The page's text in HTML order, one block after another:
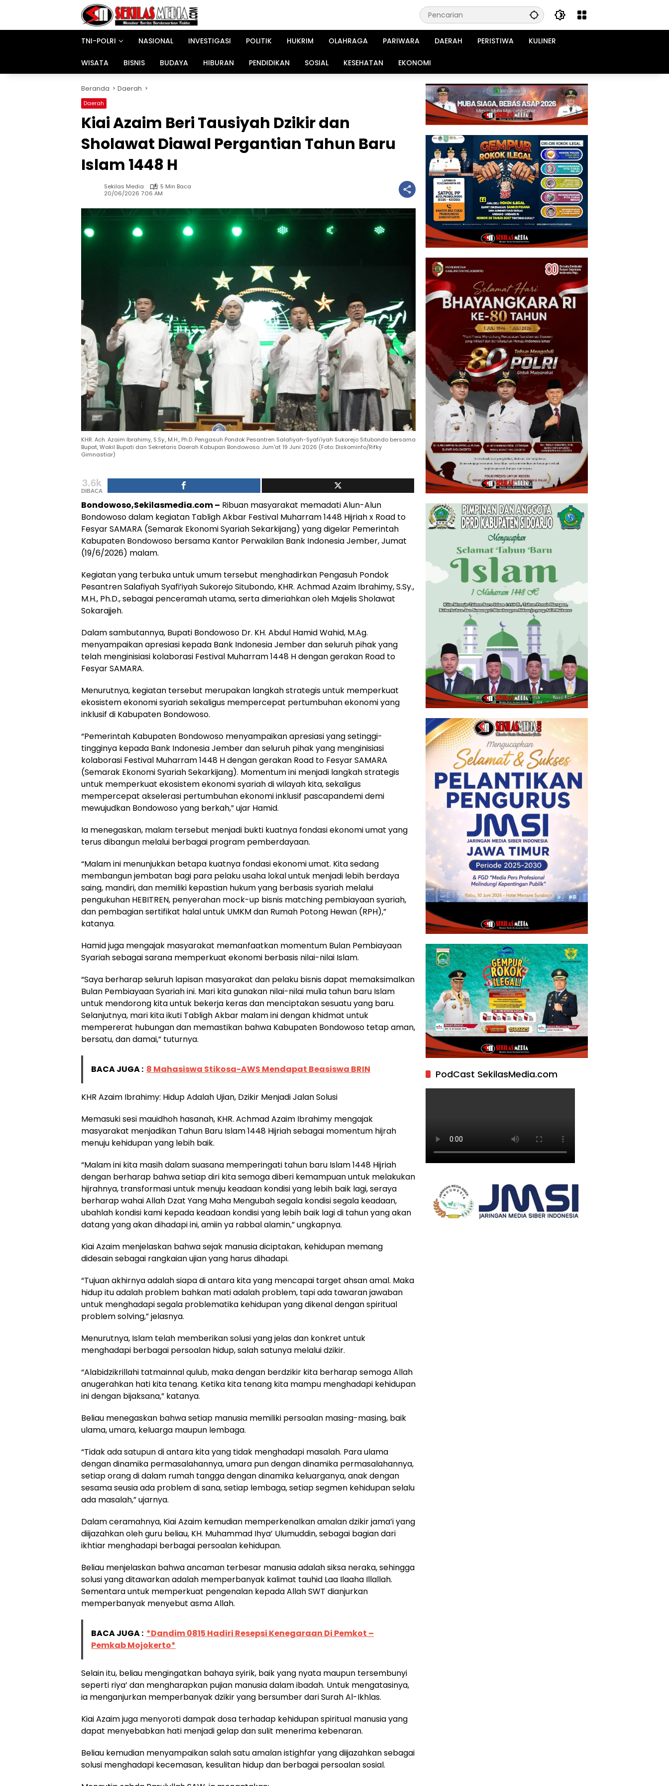
TNI-POLRI
NASIONAL INVESTIGASI POLITIK HUKRIM OLAHRAGA PARIWARA DAERAH PERISTIWA KULINER
WISATA BISNIS BUDAYA HIBURAN PENDIDIKAN SOSIAL KESEHATAN EKONOMI
Beranda Daerah
Daerah
Kiai Azaim Beri Tausiyah Dzikir dan
Sholawat Diawal Pergantian Tahun Baru
Islam 1448 H
Sekilas Media
5 Min Baca
20/06/2026 7:06 AM
KHR. Ach. Azaim Ibrahimy, S.Sy., M.H., Ph.D. Pengasuh Pondok Pesantren Salafiyah-Syafi'iyah Sukorejo Situbondo bersama
Bupat, Wakil Bupati dan Sekretaris Daerah Kabupan Bondowoso. Jum'at 19 Juni 2026 (Foto: Diskominfo/Rifky
Gimnastiar)
3.6k
DIBACA
Bondowoso,Sekilasmedia.com – Ribuan masyarakat memadati Alun-Alun
Bondowoso dalam kegiatan Tabligh Akbar Festival Muharram 1448 Hijriah x Road to
Fesyar SAMARA (Semarak Ekonomi Syariah Sekarkijang) yang digelar Pemerintah
Kabupaten Bondowoso bersama Kantor Perwakilan Bank Indonesia Jember, Jumat
(19/6/2026) malam.
Kegiatan yang terbuka untuk umum tersebut menghadirkan Pengasuh Pondok
Pesantren Salafiyah Syafi’iyah Sukorejo Situbondo, KHR. Achmad Azaim Ibrahimy, S.Sy.,
M.H., Ph.D., sebagai penceramah utama, serta dimeriahkan oleh Majelis Sholawat
Sokarajjeh.
Dalam sambutannya, Bupati Bondowoso Dr. KH. Abdul Hamid Wahid, M.Ag.
menyampaikan apresiasi kepada Bank Indonesia Jember dan seluruh pihak yang
telah menginisiasi kolaborasi Festival Muharram 1448 H dengan gerakan Road to
Fesyar SAMARA.
Menurutnya, kegiatan tersebut merupakan langkah strategis untuk memperkuat
ekosistem ekonomi syariah sekaligus mempercepat pertumbuhan ekonomi yang
inklusif di Kabupaten Bondowoso.
“Pemerintah Kabupaten Bondowoso menyampaikan apresiasi yang setinggi-
tingginya kepada Bank Indonesia Jember dan seluruh pihak yang menginisiasi
kolaborasi Festival Muharram 1448 H dengan gerakan Road to Fesyar SAMARA
(Semarak Ekonomi Syariah Sekarkijang). Momentum ini menjadi langkah strategis
untuk memperkuat ekosistem ekonomi syariah di wilayah kita, sekaligus
mempercepat akselerasi pertumbuhan ekonomi inklusif pascapandemi demi
mewujudkan Bondowoso yang berkah,” ujar Hamid.
Ia menegaskan, malam tersebut menjadi bukti kuatnya fondasi ekonomi umat yang
terus dibangun melalui berbagai program pemberdayaan.
“Malam ini menunjukkan betapa kuatnya fondasi ekonomi umat. Kita sedang
membangun jembatan bagi para pelaku usaha lokal untuk menjadi lebih berdaya
saing, mandiri, dan memiliki kepastian hukum yang berbasis syariah melalui
pengukuhan HEBITREN, penyerahan mock-up bisnis matching pembiayaan syariah,
dan pembagian sertifikat halal untuk UMKM dan Rumah Potong Hewan (RPH),”
katanya.
Hamid juga mengajak masyarakat memanfaatkan momentum Bulan Pembiayaan
Syariah sebagai sarana memperkuat ekonomi berbasis nilai-nilai Islam.
“Saya berharap seluruh lapisan masyarakat dan pelaku bisnis dapat memaksimalkan
Bulan Pembiayaan Syariah ini. Mari kita gunakan nilai-nilai mulia tahun baru Islam
untuk mendorong kita untuk bekerja keras dan menciptakan sesuatu yang baru.
Selanjutnya, mari kita ikuti Tabligh Akbar malam ini dengan khidmat untuk
mempererat hubungan dan memastikan bahwa Kabupaten Bondowoso tetap aman,
bersatu, dan damai,” tuturnya.
BACA JUGA : 8 Mahasiswa Stikosa-AWS Mendapat Beasiswa BRIN
KHR Azaim Ibrahimy: Hidup Adalah Ujian, Dzikir Menjadi Jalan Solusi
Memasuki sesi mauidhoh hasanah, KHR. Achmad Azaim Ibrahimy mengajak
masyarakat menjadikan Tahun Baru Islam 1448 Hijriah sebagai momentum hijrah
menuju kehidupan yang lebih baik.
“Malam ini kita masih dalam suasana memperingati tahun baru Islam 1448 Hijriah
dengan berharap bahwa setiap diri kita semoga diberi kemampuan untuk melakukan
hijrahnya, transformasi untuk menuju keadaan kondisi yang lebih baik lagi, seraya
berharap wahai Allah Dzat Yang Maha Mengubah segala kondisi segala keadaan,
ubahlah kondisi kami kepada keadaan kondisi yang lebih baik lagi di tahun yang akan
datang yang akan dihadapi ini, amiin ya rabbal alamin,” ungkapnya.
Kiai Azaim menjelaskan bahwa sejak manusia diciptakan, kehidupan memang
didesain sebagai rangkaian ujian yang harus dihadapi.
“Tujuan akhirnya adalah siapa di antara kita yang mencapai target ahsan amal. Maka
hidup itu adalah problem bahkan mati adalah problem, tapi ada tawaran jawaban
untuk menghadapi segala problematika kehidupan yang dikenal dengan spiritual
problem solving,” jelasnya.
Menurutnya, Islam telah memberikan solusi yang jelas dan konkret untuk
menghadapi berbagai persoalan hidup, salah satunya melalui dzikir.
“Alabidzikrillahi tatmainnal qulub, maka dengan berdzikir kita berharap semoga Allah
anugerahkan hati kita tenang. Ketika kita tenang kita mampu menghadapi kehidupan
ini dengan bijaksana,” katanya.
Beliau menegaskan bahwa setiap manusia memiliki persoalan masing-masing, baik
ulama, umara, keluarga maupun lembaga.
“Tidak ada satupun di antara kita yang tidak menghadapi masalah. Para ulama
dengan dinamika permasalahannya, umara pun dengan dinamika permasalahannya,
setiap orang di dalam rumah tangga dengan dinamika keluarganya, anak dengan
sesama seusia ada problem di sana, setiap lembaga, setiap segmen kehidupan selalu
ada masalah,” ujarnya.
Dalam ceramahnya, Kiai Azaim kemudian memperkenalkan amalan dzikir jama’i yang
diijazahkan oleh guru beliau, KH. Muhammad Ihya’ Ulumuddin, sebagai bagian dari
ikhtiar menghadapi berbagai persoalan kehidupan.
Beliau menjelaskan bahwa ancaman terbesar manusia adalah siksa neraka, sehingga
solusi yang ditawarkan adalah memperbanyak kalimat tauhid Laa Ilaaha Illallah.
Sementara untuk memperkuat pengenalan kepada Allah SWT dianjurkan
memperbanyak menyebut asma Allah.
BACA JUGA : *Dandim 0815 Hadiri Resepsi Kenegaraan Di Pemkot –
Pemkab Mojokerto*
Selain itu, beliau mengingatkan bahaya syirik, baik yang nyata maupun tersembunyi
seperti riya’ dan mengharapkan pujian manusia dalam ibadah. Untuk mengatasinya,
ia menganjurkan memperbanyak dzikir yang bersumber dari Surah Al-Ikhlas.
Kiai Azaim juga menyoroti dampak dosa terhadap kehidupan spiritual manusia yang
dapat menyebabkan hati menjadi gelap dan sulit menerima kebenaran.
Beliau kemudian menyampaikan salah satu amalan istighfar yang diijazahkan sebagai
solusi menghadapi kecemasan, kesulitan hidup dan berbagai persoalan sosial.
PodCast SekilasMedia.com